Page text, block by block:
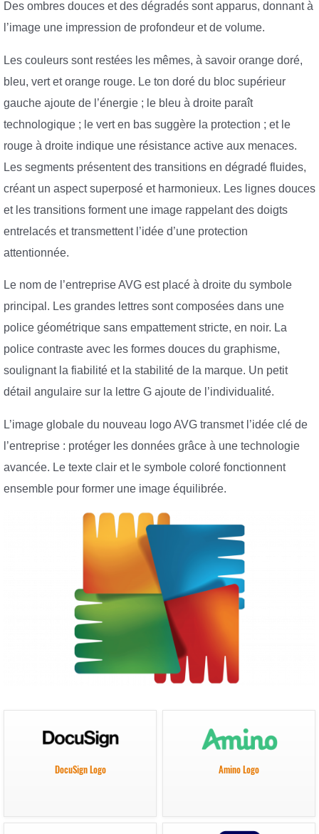
Des ombres douces et des dégradés sont apparus, donnant à
l’image une impression de profondeur et de volume.
Les couleurs sont restées les mêmes, à savoir orange doré,
bleu, vert et orange rouge. Le ton doré du bloc supérieur
gauche ajoute de l’énergie ; le bleu à droite paraît
technologique ; le vert en bas suggère la protection ; et le
rouge à droite indique une résistance active aux menaces.
Les segments présentent des transitions en dégradé fluides,
créant un aspect superposé et harmonieux. Les lignes douces
et les transitions forment une image rappelant des doigts
entrelacés et transmettent l’idée d’une protection
attentionnée.
Le nom de l’entreprise AVG est placé à droite du symbole
principal. Les grandes lettres sont composées dans une
police géométrique sans empattement stricte, en noir. La
police contraste avec les formes douces du graphisme,
soulignant la fiabilité et la stabilité de la marque. Un petit
détail angulaire sur la lettre G ajoute de l’individualité.
L’image globale du nouveau logo AVG transmet l’idée clé de
l’entreprise : protéger les données grâce à une technologie
avancée. Le texte clair et le symbole coloré fonctionnent
ensemble pour former une image équilibrée.
DocuSign Logo Amino Logo